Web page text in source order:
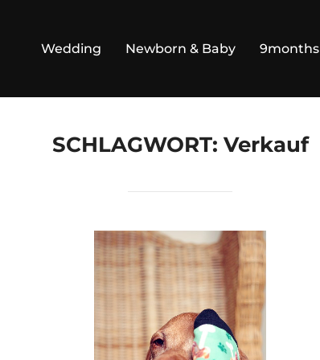
Wedding Newborn & Baby 9months
SCHLAGWORT: Verkauf